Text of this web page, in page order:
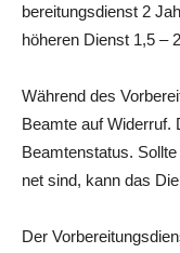
be­rei­tungs­dienst 2
höhe­ren Dienst 1,5 –
Wäh­rend des
Beam­te auf Wider­ruf.
Beam­ten­sta­tus.
net sind, kann das
Der